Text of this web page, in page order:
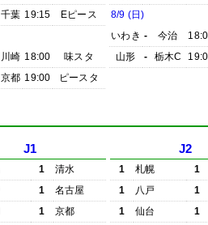
千葉 19:15
Eピース
川崎 18:00
味スタ
京都 19:00 ピースタ
8/9 (日)
いわき - 今治
山形
- 栃木C
J1
1
清水
1
名古屋
1
京都
J2
1 札幌
1
1
八戸
1
1
仙台
1